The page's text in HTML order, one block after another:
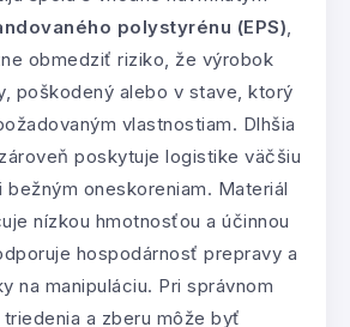
polystyrénu (EPS),
obmedziť riziko, že výrobok
poškodený alebo v stave, ktorý
vlastnostiam. Dlhšia
poskytuje logistike väčšiu
oneskoreniam. Materiál
nízkou hmotnosťou a účinnou
hospodárnosť prepravy a
na manipuláciu. Pri správnom
a zberu môže byť